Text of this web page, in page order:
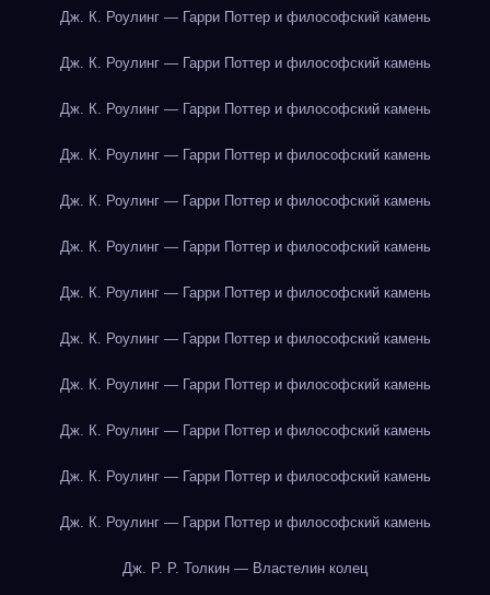
Дж. К. Роулинг — Гарри Поттер и философский камень
Дж. К. Роулинг — Гарри Поттер и философский камень
Дж. К. Роулинг — Гарри Поттер и философский камень
Дж. К. Роулинг — Гарри Поттер и философский камень
Дж. К. Роулинг — Гарри Поттер и философский камень
Дж. К. Роулинг — Гарри Поттер и философский камень
Дж. К. Роулинг — Гарри Поттер и философский камень
Дж. К. Роулинг — Гарри Поттер и философский камень
Дж. К. Роулинг — Гарри Поттер и философский камень
Дж. К. Роулинг — Гарри Поттер и философский камень
Дж. К. Роулинг — Гарри Поттер и философский камень
Дж. К. Роулинг — Гарри Поттер и философский камень
Дж. Р. Р. Толкин — Властелин колец